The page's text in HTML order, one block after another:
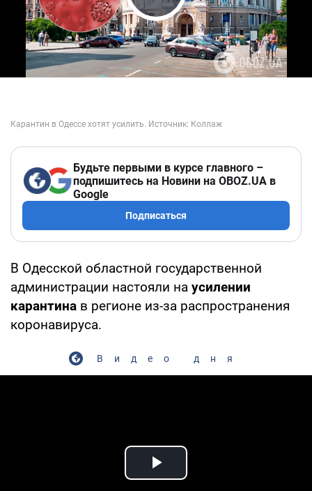
Play Video
Будьте первыми в курсе главного –
подпишитесь на Новини на OBOZ.UA в
Google
Подписаться
В Одесской областной государственной
администрации настояли на усилении
карантина в регионе из-за распространения
коронавируса.
Видео дня
Play Video